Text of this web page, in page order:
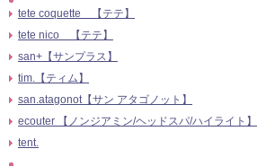
tete coquette 【テテ】
tete nico 【テテ】
san+【サンプラス】
tim.【ティム】
san.atagonot【サン アタゴノット】
ecouter 【ノンジアミン/ヘッドスパ/ハイライト】
tent.